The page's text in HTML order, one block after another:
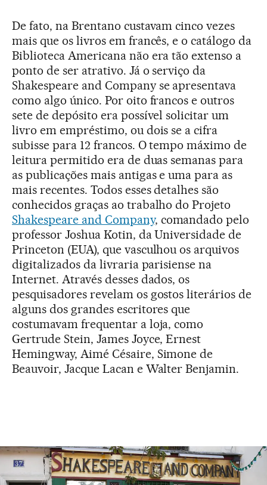
De fato, na Brentano custavam cinco vezes
mais que os livros em francês, e o catálogo da
Biblioteca Americana não era tão extenso a
ponto de ser atrativo. Já o serviço da
Shakespeare and Company se apresentava
como algo único. Por oito francos e outros
sete de depósito era possível solicitar um
livro em empréstimo, ou dois se a cifra
subisse para 12 francos. O tempo máximo de
leitura permitido era de duas semanas para
as publicações mais antigas e uma para as
mais recentes. Todos esses detalhes são
conhecidos graças ao trabalho do Projeto
Shakespeare and Company, comandado pelo
professor Joshua Kotin, da Universidade de
Princeton (EUA), que vasculhou os arquivos
digitalizados da livraria parisiense na
Internet. Através desses dados, os
pesquisadores revelam os gostos literários de
alguns dos grandes escritores que
costumavam frequentar a loja, como
Gertrude Stein, James Joyce, Ernest
Hemingway, Aimé Césaire, Simone de
Beauvoir, Jacque Lacan e Walter Benjamin.